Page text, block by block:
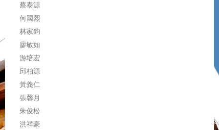
蔡泰源
何國熙
林家鈞
廖敏如
游培宏
邱柏源
黃義仁
張馨月
朱俊松
洪祥豪